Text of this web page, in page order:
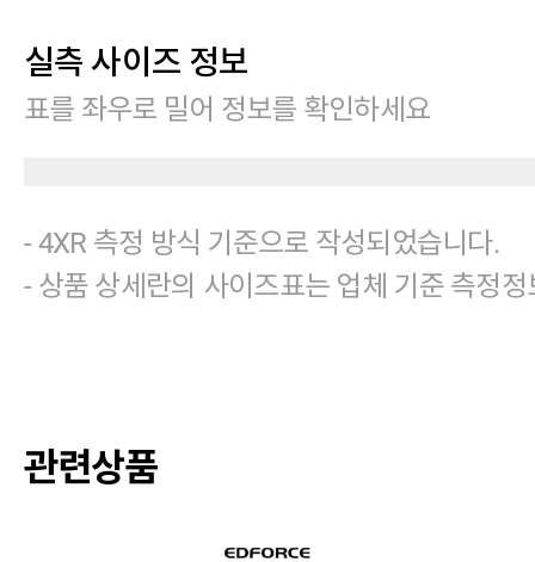
실측 사이즈 정보
표를 좌우로 밀어 정보를 확인하세요
- 4XR 측정 방식 기준으로 작성되었습니다.
- 상품 상세란의 사이즈표는 업체 기준 측정정
관련상품